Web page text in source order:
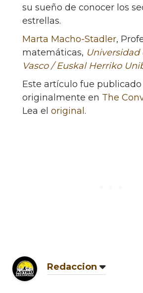
su sueño de conocer los
estrellas.
Marta Macho-Stadler,
matemáticas, Universidad
Vasco / Euskal Herriko
Este artículo fue publicado
originalmente en The
Lea el original.
Redaccion